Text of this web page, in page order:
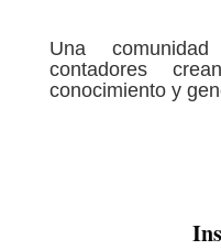
Una
contadores
conocimiento y